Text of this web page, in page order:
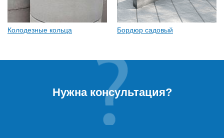
Колодезные кольца Бордюр садовый
Нужна консультация?